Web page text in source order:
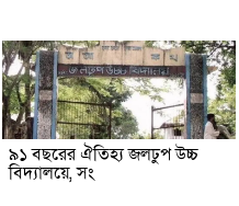
৯১ বছরের ঐতিহ্য জলঢুপ উচ্চ
বিদ্যালয়ে, সং